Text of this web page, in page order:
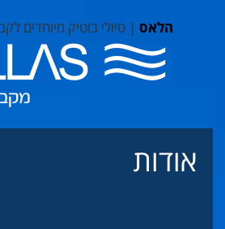
הלאס | טיולי בוטיק מיוחדים
אודות